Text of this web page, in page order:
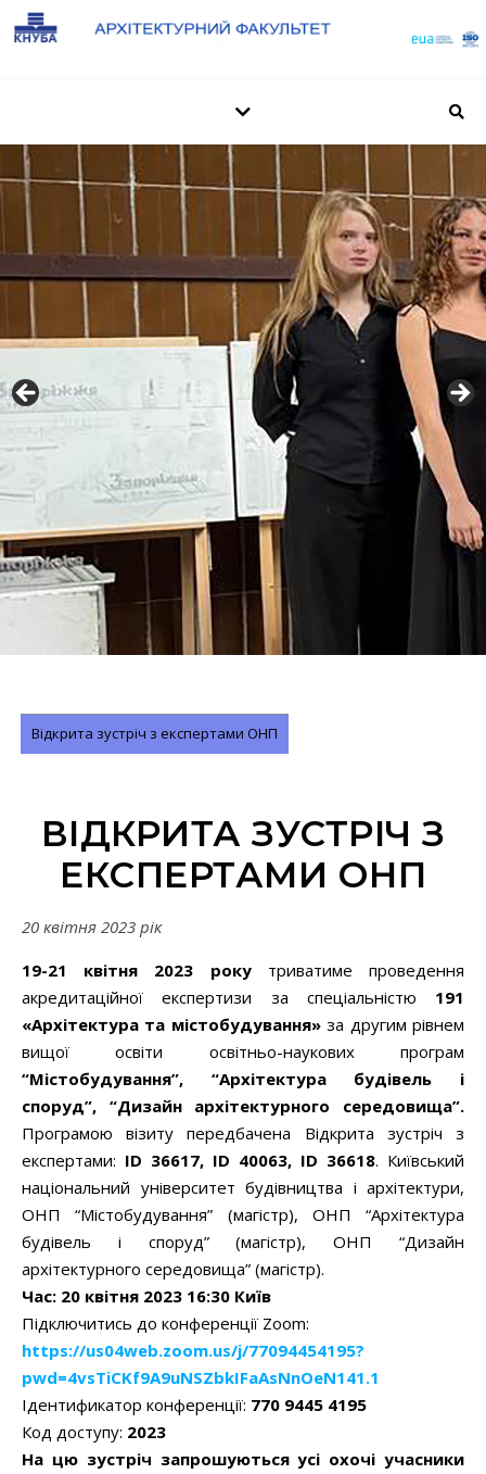
Відкрита зустріч з експертами ОНП
ВІДКРИТА ЗУСТРІЧ З
ЕКСПЕРТАМИ ОНП
20 квітня 2023 рік
19-21 квітня 2023 рокутриватиме проведення
акредитаційної експертизи за спеціальністю 191
«Архітектура та містобудування»за другим рівнем
вищої освіти освітньо-наукових програм
“Містобудування”, “Архітектура будівель і
споруд”, “Дизайн архітектурного середовища”.
Програмою візиту передбачена Відкрита зустріч з
експертами: ID 36617, ID 40063, ID 36618. Київський
національний університет будівництва і архітектури,
ОНП “Містобудування” (магістр), ОНП “Архітектура
будівель і споруд” (магістр), ОНП “Дизайн
архітектурного середовища” (магістр).
Час: 20 квітня 2023 16:30 Київ
Підключитись до конференції Zoom:
https://us04web.zoom.us/j/77094454195?
pwd=4vsTiCKf9A9uNSZbkIFaAsNnOeN141.1
Ідентификатор конференції: 770 9445 4195
Код доступу: 2023
На цю зустріч запрошуються усі охочі учасники